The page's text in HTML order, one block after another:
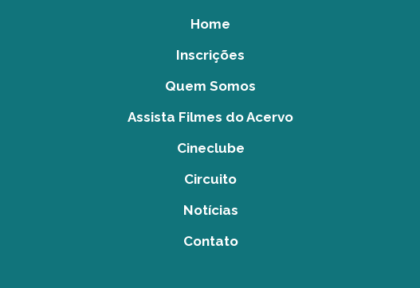
Home
Inscrições
Quem Somos
Assista Filmes do Acervo
Cineclube
Circuito
Notícias
Contato